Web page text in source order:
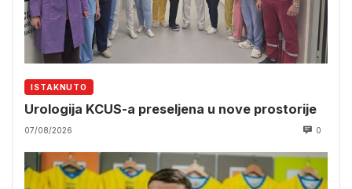
ISTAKNUTO
Urologija KCUS-a preseljena u nove prostorije
07/08/2026 0